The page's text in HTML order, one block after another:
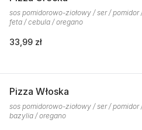
sos pomidorowo-ziołowy / ser / pomidor
feta / cebula / oregano
33,99 zł
Pizza Włoska
sos pomidorowo-ziołowy / ser / pomidor
bazylia / oregano